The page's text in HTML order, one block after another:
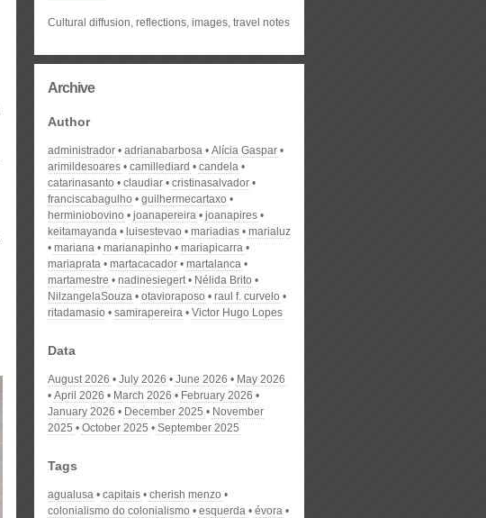
Cultural diffusion, reflections, images, travel notes
Archive
Author
administrador adrianabarbosa
Alícia Gaspar
arimildesoares
camillediard
candela
catarinasanto
claudiar
cristinasalvador
franciscabagulho
guilhermecartaxo
herminiobovino
joanapereira
joanapires
keitamayanda
luisestevao mariadias
marialuz
mariana
marianapinho
mariapicarra
mariaprata
martacacador
martalanca
martamestre
nadinesiegert
Nélida Brito
NilzangelaSouza
otavioraposo
raul f. curvelo
ritadamasio
samirapereira Victor Hugo Lopes
Data
August 2026 July 2026 June 2026
May 2026
April 2026
March 2026
February 2026
January 2026
December 2025
November
2025
October 2025 September 2025
Tags
agualusa capitais
cherish menzo
colonialismo do colonialismo
esquerda
évora